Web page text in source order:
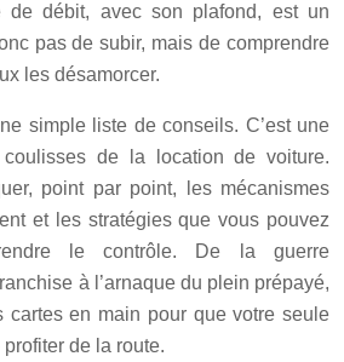
de débit, avec son plafond, est un
pas de subir, mais de comprendre
les désamorcer.
simple liste de conseils. C’est une
de la location de voiture.
point par point, les mécanismes
et les stratégies que vous pouvez
le contrôle. De la guerre
à l’arnaque du plein prépayé,
cartes en main pour que votre seule
de la route.